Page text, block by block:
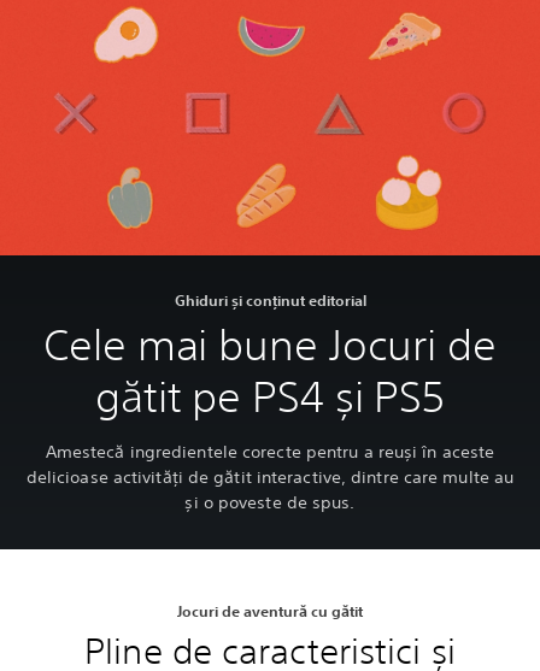
Ghiduri și conținut editorial
Cele mai bune Jocuri de
gătit pe PS4 și PS5
Amestecă ingredientele corecte pentru a reuși în aceste
delicioase activități de gătit interactive, dintre care multe au
și o poveste de spus.
Jocuri de aventură cu gătit
Pline de caracteristici și